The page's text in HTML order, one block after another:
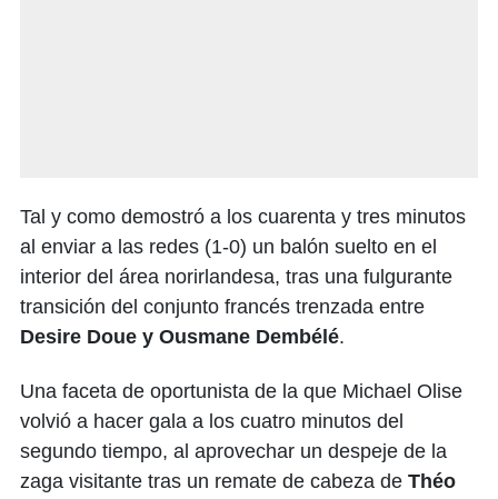
Tal y como demostró a los cuarenta y tres minutos
al enviar a las redes (1-0) un balón suelto en el
interior del área norirlandesa, tras una fulgurante
transición del conjunto francés trenzada entre
Desire Doue y Ousmane Dembélé.
Una faceta de oportunista de la que Michael Olise
volvió a hacer gala a los cuatro minutos del
segundo tiempo, al aprovechar un despeje de la
zaga visitante tras un remate de cabeza de Théo